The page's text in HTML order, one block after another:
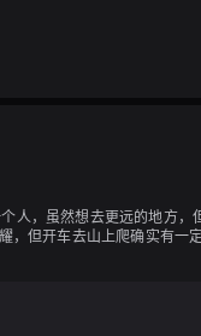
，虽然想去更远的地方
但开车去山上爬确实有
去才知道，结果去了之后